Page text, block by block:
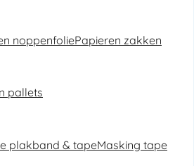
noppenfoliePapieren zakken
pallets
plakband & tapeMasking tape